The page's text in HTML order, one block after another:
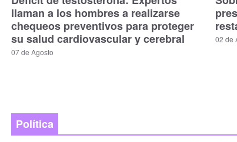
llaman a los hombres a realizarse
chequeos preventivos para proteger
su salud cardiovascular y cerebral
07 de Agosto
02 de
Política